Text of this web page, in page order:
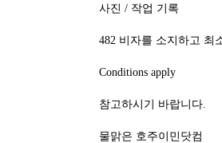
사진 / 작업 기록
482 비자를 소지하고 최
Conditions apply
참고하시기 바랍니다.
물맑은 호주이민닷컴